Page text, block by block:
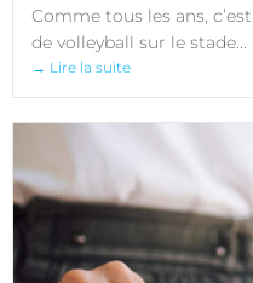
Comme tous les ans,
de volleyball sur le stade...
→ Lire la suite